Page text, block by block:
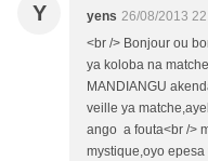
Y yens 26/08/2013
<br /> Bonjour ou
ya koloba na
MANDIANGU
veille ya
ango a fouta<br />
mystique,oyo